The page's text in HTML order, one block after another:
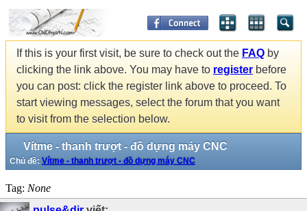
If this is your first visit, be sure to check out the FAQ by
clicking the link above. You may have to register before
you can post: click the register link above to proceed. To
start viewing messages, select the forum that you want
to visit from the selection below.
Vítme - thanh trượt - đồ dựng máy CNC
Chủ đề: Vítme - thanh trượt - đồ dựng máy CNC
Tag: None